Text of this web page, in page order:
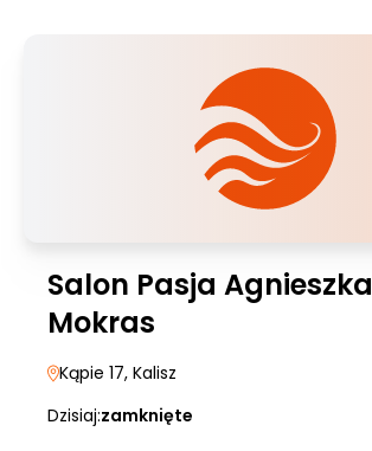
Salon Pasja Agnieszka
Mokras
Kąpie 17, Kalisz
Dzisiaj:zamknięte